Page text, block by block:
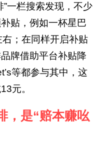
一栏搜索发现，不少
贴，例如一杯星巴
；在同样开启补贴
牌借助平台补贴降
等都参与其中，这
元。
，是“赔本赚吆